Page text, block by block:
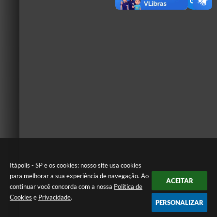
Itápolis - SP e os cookies: nosso site usa cookies
para melhorar a sua experiência de navegação. Ao
continuar você concorda com a nossa Política de
Cookies e Privacidade.
ACEITAR
PERSONALIZAR